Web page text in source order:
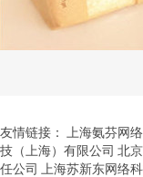
友情链接： 上海氨芬网
技（上海）有限公司 北
任公司
上海苏新东网络